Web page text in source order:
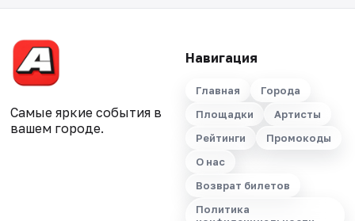
Самые яркие события в
вашем городе.
Навигация
Главная
Города
Площадки
Артисты
Рейтинги
Промокоды
О нас
Возврат билетов
Политика